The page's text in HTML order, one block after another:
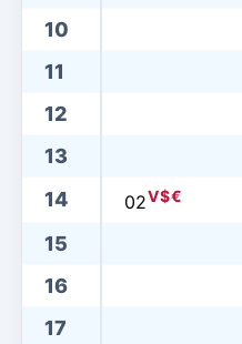
10
11
12
13
14
02V$€
15
16
17